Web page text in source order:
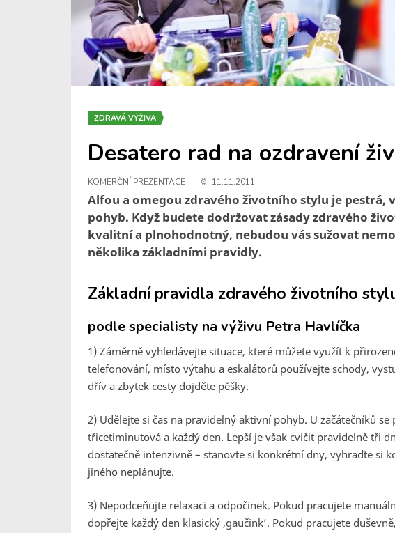
ZDRAVÁ VÝŽIVA
Desatero rad na ozdravení
KOMERČNÍ PREZENTACE 11.11.2011
Alfou a omegou zdravého životního stylu je pestrá,
pohyb. Když budete dodržovat zásady zdravého
kvalitní a plnohodnotný, nebudou vás sužovat
několika základními pravidly.
Základní pravidla zdravého životního
podle specialisty na výživu Petra Havlíčka
1) Záměrně vyhledávejte situace, které můžete využít k
telefonování, místo výtahu a eskalátorů používejte schody,
dřív a zbytek cesty dojděte pěšky.
2) Udělejte si čas na pravidelný aktivní pohyb. U začátečníků
třicetiminutová a každý den. Lepší je však cvičit pravidelně tři
dostatečně intenzivně – stanovte si konkrétní dny, vyhraďte si
jiného neplánujte.
3) Nepodceňujte relaxaci a odpočinek. Pokud pracujete
dopřejte každý den klasický ‚gaučink‘. Pokud pracujete